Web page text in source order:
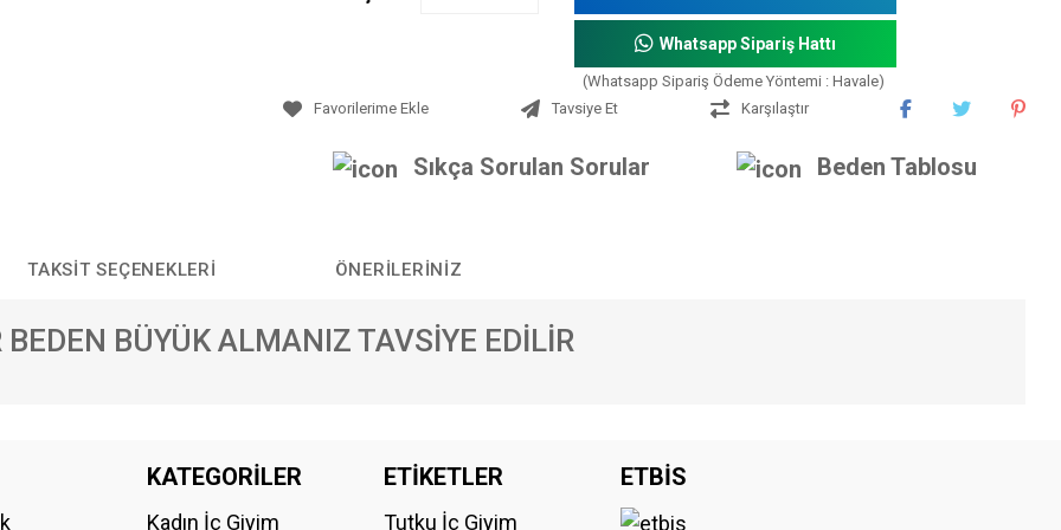
Whatsapp Sipariş Hattı
(Whatsapp Sipariş Ödeme Yöntemi : Havale)
Tavsiye Et
Karşılaştır
Sıkça Sorulan Sorular Beden Tablosu
TAKSIT SEÇENEKLERI ÖNERILERINIZ
BEDEN BÜYÜK ALMANIZ TAVSİYE EDİLİR
Bu ürüne ilk yorumu siz yapın!
KATEGORİLER
Kadın İç Giyim
ETİKETLER
Tutku İç Giyim
ETBİS